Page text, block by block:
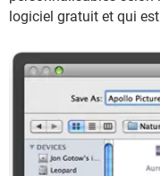
logiciel gratuit et qui